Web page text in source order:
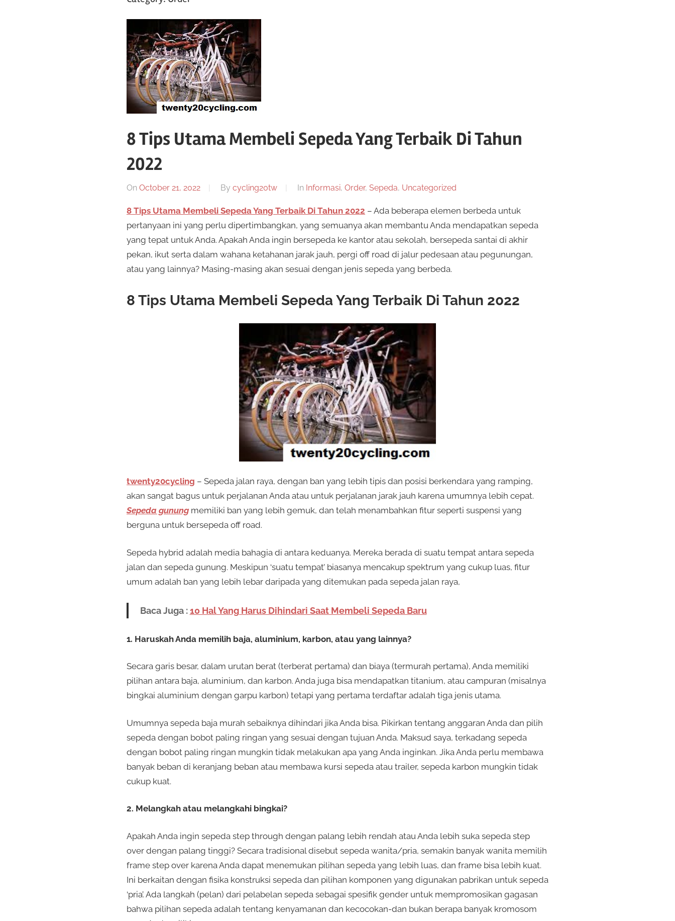
8 Tips Utama Membeli Sepeda Yang Terbaik Di Tahun
2022
On October 21, 2022 By cycling20tw In Informasi, Order, Sepeda, Uncategorized
8 Tips Utama Membeli Sepeda Yang Terbaik Di Tahun 2022 – Ada beberapa elemen berbeda untuk
pertanyaan ini yang perlu dipertimbangkan, yang semuanya akan membantu Anda mendapatkan sepeda
yang tepat untuk Anda. Apakah Anda ingin bersepeda ke kantor atau sekolah, bersepeda santai di akhir
pekan, ikut serta dalam wahana ketahanan jarak jauh, pergi off road di jalur pedesaan atau pegunungan,
atau yang lainnya? Masing-masing akan sesuai dengan jenis sepeda yang berbeda.
8 Tips Utama Membeli Sepeda Yang Terbaik Di Tahun 2022
twenty20cycling – Sepeda jalan raya, dengan ban yang lebih tipis dan posisi berkendara yang ramping,
akan sangat bagus untuk perjalanan Anda atau untuk perjalanan jarak jauh karena umumnya lebih cepat.
Sepeda gunung memiliki ban yang lebih gemuk, dan telah menambahkan fitur seperti suspensi yang
berguna untuk bersepeda off road.
Sepeda hybrid adalah media bahagia di antara keduanya. Mereka berada di suatu tempat antara sepeda
jalan dan sepeda gunung. Meskipun ‘suatu tempat’ biasanya mencakup spektrum yang cukup luas, fitur
umum adalah ban yang lebih lebar daripada yang ditemukan pada sepeda jalan raya,
Baca Juga :10 Hal Yang Harus Dihindari Saat Membeli Sepeda Baru
1. Haruskah Anda memilih baja, aluminium, karbon, atau yang lainnya?
Secara garis besar, dalam urutan berat (terberat pertama) dan biaya (termurah pertama), Anda memiliki
pilihan antara baja, aluminium, dan karbon. Anda juga bisa mendapatkan titanium, atau campuran (misalnya
bingkai aluminium dengan garpu karbon) tetapi yang pertama terdaftar adalah tiga jenis utama.
Umumnya sepeda baja murah sebaiknya dihindari jika Anda bisa. Pikirkan tentang anggaran Anda dan pilih
sepeda dengan bobot paling ringan yang sesuai dengan tujuan Anda. Maksud saya, terkadang sepeda
dengan bobot paling ringan mungkin tidak melakukan apa yang Anda inginkan. Jika Anda perlu membawa
banyak beban di keranjang beban atau membawa kursi sepeda atau trailer, sepeda karbon mungkin tidak
cukup kuat.
2. Melangkah atau melangkahi bingkai?
Apakah Anda ingin sepeda step through dengan palang lebih rendah atau Anda lebih suka sepeda step
over dengan palang tinggi? Secara tradisional disebut sepeda wanita/pria, semakin banyak wanita memilih
frame step over karena Anda dapat menemukan pilihan sepeda yang lebih luas, dan frame bisa lebih kuat.
Ini berkaitan dengan fisika konstruksi sepeda dan pilihan komponen yang digunakan pabrikan untuk sepeda
‘pria’. Ada langkah (pelan) dari pelabelan sepeda sebagai spesifik gender untuk mempromosikan gagasan
bahwa pilihan sepeda adalah tentang kenyamanan dan kecocokan-dan bukan berapa banyak kromosom